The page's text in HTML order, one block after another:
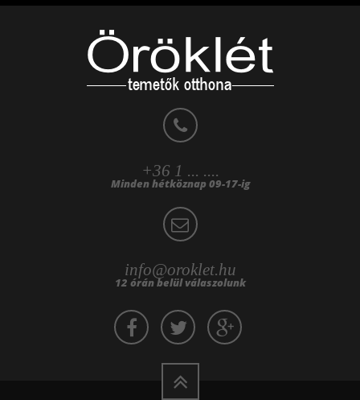
+36 1 ... ....
Minden hétköznap 09-17-ig
info@oroklet.hu
12 órán belül válaszolunk